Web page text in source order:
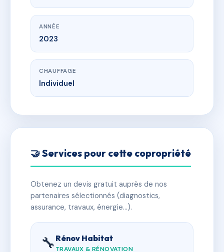
ANNÉE
2023
CHAUFFAGE
Individuel
🤝 Services pour cette copropriété
Obtenez un devis gratuit auprès de nos
partenaires sélectionnés (diagnostics,
assurance, travaux, énergie…).
🔧 Rénov Habitat
TRAVAUX & RÉNOVATION